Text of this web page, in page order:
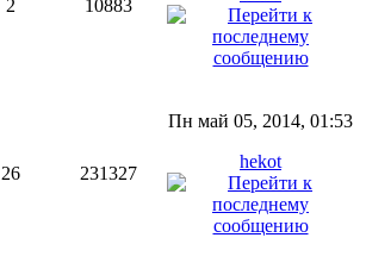
2 10883
26 231327
Пн май 05, 2014, 01:53
hekot